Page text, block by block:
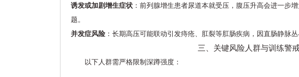
诱发或加剧增生症状 ：前列腺增生患者尿道本就受压，腹压升高会进一步
题。
并发症风险 ：长期高压可能联动引发痔疮、肛裂等肛肠疾病，因直肠静脉
三、关键风险人群与训练警
以下人群需严格限制深蹲强度：